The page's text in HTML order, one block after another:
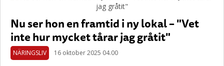
Nu ser hon en framtid i ny lokal – "Vet
inte hur mycket tårar jag gråtit"
NÄRINGSLIV 16 oktober 2025 04.00